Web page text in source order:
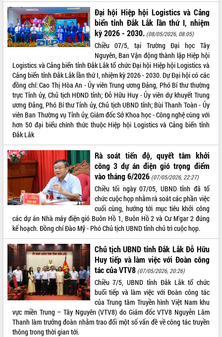
Nâng cao hiệu lực, hiệu quả HĐND
tỉnh thông qua hiện đại hóa hành chính
Xã Ea Phê gắn cải cách hành chính với
chuyển đổi số
Phó Chủ tịch Thường trực UBND tỉnh
Hồ Thị Nguyên Thảo làm việc tại Trung
tâm Phục vụ hành chính công xã Ea
Phê
Xây dựng nền hành chính số đồng
hành cùng nông dân dân, doanh nghiệp
Giai đoạn 2026-2030, Đắk Lắk phấn
đấu có 77% xã đạt chuẩn nông thôn
mới
Chuyển đổi số 'mở đường' cho nông
nghiệp Đắk Lắk tăng trưởng bứt phá
Triển khai đồng bộ đo đạc, lập hồ sơ
địa chính, hoàn thiện cơ sở dữ liệu đất
Ứng dụng sinh trắc học - Bước tiến
trong hành trình chuyển đổi số tại Đắk
Lắk
Đắk Lắk nâng cao hiệu quả công tác
Đảng từ Sổ tay đảng viên điện tử
Đắk Lắk đẩy mạnh nuôi biển công
nghệ, hướng tới phát triển thủy sản
bền vững
Tập huấn nâng cao năng lực triển khai
chuyển đổi số cho cán bộ, công chức
Đắk Lắk phát động hưởng ứng Ngày
Quyền của người tiêu dùng Việt Nam
Đại hội Hiệp hội Logistics và Cảng
biển tỉnh Đắk Lắk lần thứ I, nhiệm
kỳ 2026 - 2030. (08/05/2026, 08:05)
Chiều 07/5, tại Trường Đại học Tây
Nguyên, Ban Vận động thành lập Hiệp hội
Logistics và Cảng biển tỉnh Đắk Lắk tổ chức Đại hội Hiệp hội Logistics và
Cảng biển tỉnh Đắk Lắk lần thứ I, nhiệm kỳ 2026 - 2030. Dự Đại hội có các
đồng chí: Cao Thị Hòa An - Ủy viên Trung ương Đảng, Phó Bí thư thường
trực Tỉnh ủy, Chủ tịch HĐND tỉnh; Đỗ Hữu Huy - Ủy viên dự khuyết Trung
ương Đảng, Phó Bí thư Tỉnh ủy, Chủ tịch UBND tỉnh; Bùi Thanh Toàn - Ủy
viên Ban Thường vụ Tỉnh ủy, Giám đốc Sở Khoa học - Công nghệ cùng với
hơn 50 đại biểu chính thức thuộc Hiệp hội Logistics và Cảng biển tỉnh
Đắk Lắk
Rà soát tiến độ, quyết tâm khởi
công 3 dự án điện gió trọng điểm
vào tháng 6/2026 (07/05/2026, 22:27)
Chiều tối ngày 07/05, UBND tỉnh đã tổ
chức cuộc họp nhằm rà soát các phần việc
cuối cùng, hướng tới mục tiêu khởi công
các dự án Nhà máy điện gió Buôn Hồ 1, Buôn Hồ 2 và Cư M'gar 2 đúng
kế hoạch. Đồng chí Đào Mỹ - Phó Chủ tịch UBND tỉnh chủ trì cuộc họp.
Chủ tịch UBND tỉnh Đắk Lắk Đỗ Hữu
Huy tiếp và làm việc với Đoàn công
tác của VTV8 (07/05/2026, 20:26)
Chiều 7/5, UBND tỉnh Đắk Lắk tổ chức
buổi tiếp và làm việc với Đoàn công tác
của Trung tâm Truyền hình Việt Nam khu
vực miền Trung – Tây Nguyên (VTV8) do Giám đốc VTV8 Nguyễn Lâm
Thanh làm trưởng đoàn nhằm trao đổi một số vấn đề về công tác truyền
thông trong thời gian tới.